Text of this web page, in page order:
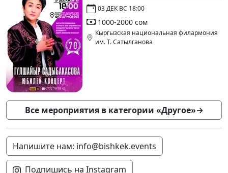
03 ДЕК ВС 18:00
1000-2000 сом
Кыргызская национальная филармония
им. Т. Сатылганова
Все мероприятия в категории «Другое»→
Напишите нам: info@bishkek.events
Подпишись на Instagram